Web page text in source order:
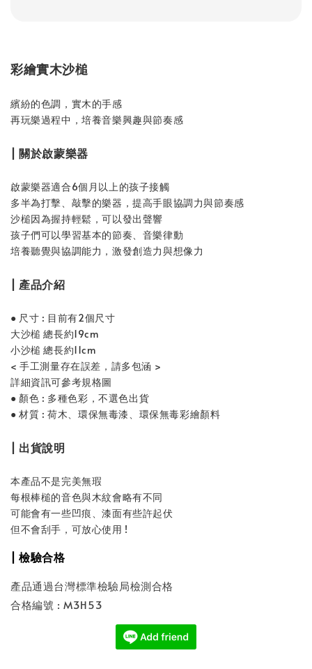
彩繪實木沙槌
繽紛的色調，實木的手感
再玩樂過程中，培養音樂興趣與節奏感
| 關於啟蒙樂器
啟蒙樂器適合6個月以上的孩子接觸
多半為打擊、敲擊的樂器，提高手眼協調力與節奏感
沙槌因為握持輕鬆，可以發出聲響
孩子們可以學習基本的節奏、音樂律動
培養聽覺與協調能力，激發創造力與想像力
| 產品介紹
● 尺寸 : 目前有2個尺寸
大沙槌 總長約19cm
小沙槌 總長約11cm
< 手工測量存在誤差，請多包涵 >
詳細資訊可參考規格圖
● 顏色 : 多種色彩，不選色出貨
● 材質 : 荷木、環保無毒漆、環保無毒彩繪顏料
| 出貨說明
本產品不是完美無瑕
每根棒槌的音色與木紋會略有不同
可能會有一些凹痕、漆面有些許起伏
但不會刮手，可放心使用 !
| 檢驗合格
產品通過台灣標準檢驗局檢測合格
合格編號 : M3H53